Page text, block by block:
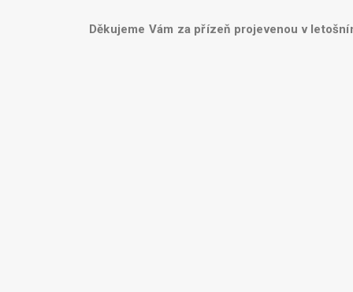
Děkujeme Vám za přízeň projevenou v